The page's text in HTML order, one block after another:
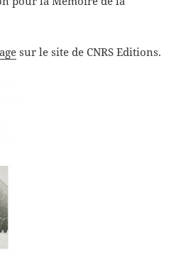
sur le site de CNRS Editions.